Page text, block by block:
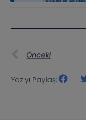
Önceki
Yazıyı Paylaş: